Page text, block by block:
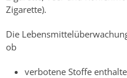
Zigarette).
Die
ob
verbotene Stoffe